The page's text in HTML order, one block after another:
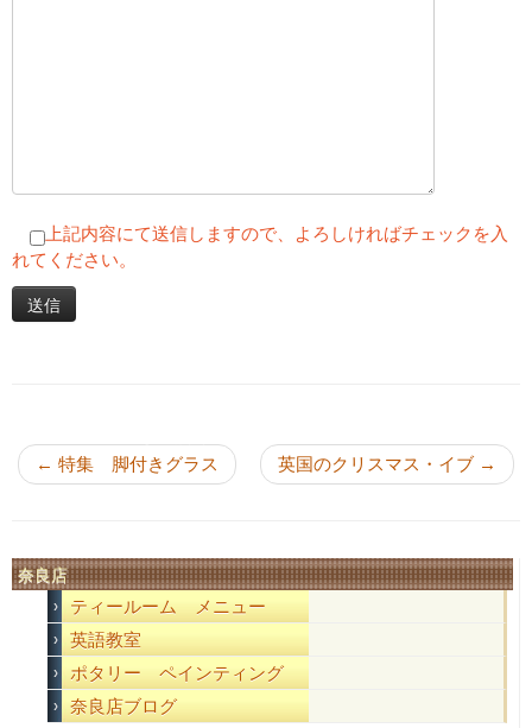
上記内容にて送信しますので、よろしければチェックを入
れてください。
← 特集 脚付きグラス 英国のクリスマス・イブ →
奈良店
ティールーム メニュー
英語教室
ポタリー ペインティング
奈良店ブログ